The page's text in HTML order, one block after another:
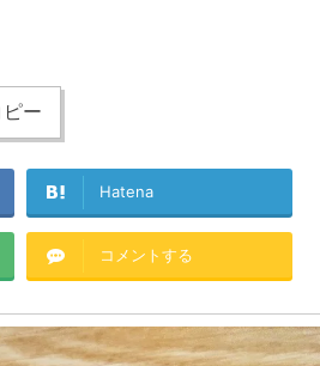
ー
Hatena
コメントする